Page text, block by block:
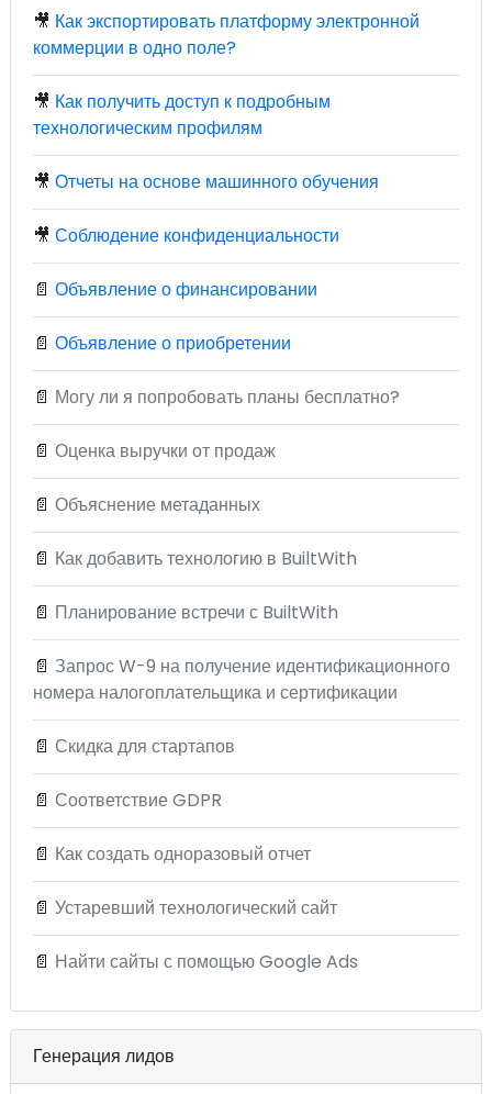
🎥 Как экспортировать платформу электронной
коммерции в одно поле?
🎥 Как получить доступ к подробным
технологическим профилям
🎥 Отчеты на основе машинного обучения
🎥 Соблюдение конфиденциальности
📄 Объявление о финансировании
📄 Объявление о приобретении
📄 Могу ли я попробовать планы бесплатно?
📄 Оценка выручки от продаж
📄 Объяснение метаданных
📄 Как добавить технологию в BuiltWith
📄 Планирование встречи с BuiltWith
📄 Запрос W-9 на получение идентификационного
номера налогоплательщика и сертификации
📄 Скидка для стартапов
📄 Соответствие GDPR
📄 Как создать одноразовый отчет
📄 Устаревший технологический сайт
📄 Найти сайты с помощью Google Ads
Генерация лидов